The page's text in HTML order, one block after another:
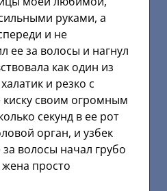
руками, а
и не
ее за волосы и нагнул
как один из
и резко с
киску своим огромным
секунд в ее рот
орган, и узбек
волосы начал грубо
просто